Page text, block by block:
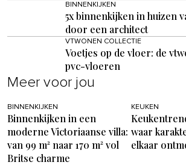
BINNENKIJKEN
5x binnenkijken in huizen
door een architect
VTWONEN COLLECTIE
Voetjes op de vloer: de
pvc-vloeren
Meer voor jou
BINNENKIJKEN
Binnenkijken in een
moderne Victoriaanse villa:
van 99 m² naar 170 m² vol
Britse charme
KEUKEN
waar
elkaar